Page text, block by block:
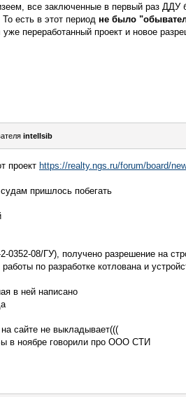
все заключенные в первый раз ДДУ
То есть в этот период не было
переработанный проект и новое
intellsib
проект https://realty.ngs.ru/forum/board/
пришлось побегать
0352-08/ГУ), получено разрешение на
по разработке котлована и
в ней написано
сайте не выкладывает(((
в ноябре говорили про ООО СТИ